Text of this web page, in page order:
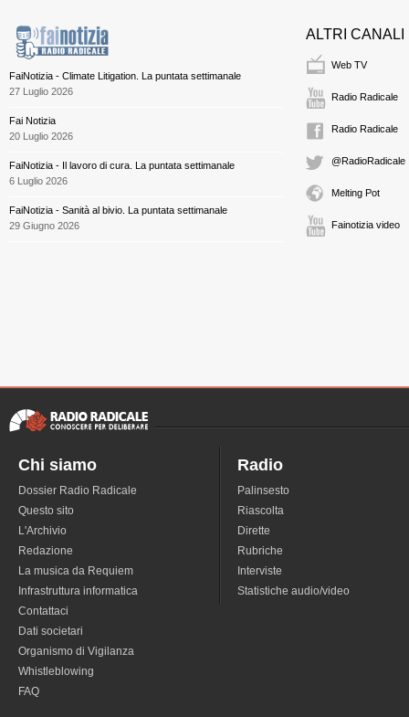
FaiNotizia - Climate Litigation. La puntata settimanale
27 Luglio 2026
Fai Notizia
20 Luglio 2026
FaiNotizia - Il lavoro di cura. La puntata settimanale
6 Luglio 2026
FaiNotizia - Sanità al bivio. La puntata settimanale
29 Giugno 2026
ALTRI CANALI
Web TV
Radio Radicale
Radio Radicale
@RadioRadicale
Melting Pot
Fainotizia video
Chi siamo
Dossier Radio Radicale
Questo sito
L'Archivio
Redazione
La musica da Requiem
Infrastruttura informatica
Contattaci
Dati societari
Organismo di Vigilanza
Whistleblowing
FAQ
Radio
Palinsesto
Riascolta
Dirette
Rubriche
Interviste
Statistiche audio/video